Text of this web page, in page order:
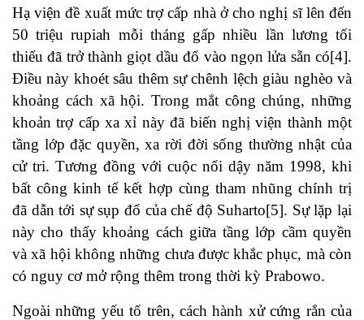
Hạ viện đề xuất mức trợ cấp nhà ở cho nghị sĩ lên đến
50 triệu rupiah mỗi tháng gấp nhiều lần lương tối
thiểu đã trở thành giọt dầu đổ vào ngọn lửa sẵn có[4].
Điều này khoét sâu thêm sự chênh lệch giàu nghèo và
khoảng cách xã hội. Trong mắt công chúng, những
khoản trợ cấp xa xỉ này đã biến nghị viện thành một
tầng lớp đặc quyền, xa rời đời sống thường nhật của
cử tri. Tương đồng với cuộc nổi dậy năm 1998, khi
bất công kinh tế kết hợp cùng tham nhũng chính trị
đã dẫn tới sự sụp đổ của chế độ Suharto[5]. Sự lặp lại
này cho thấy khoảng cách giữa tầng lớp cầm quyền
và xã hội không những chưa được khắc phục, mà còn
có nguy cơ mở rộng thêm trong thời kỳ Prabowo.
Ngoài những yếu tố trên, cách hành xử cứng rắn của